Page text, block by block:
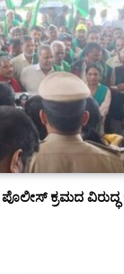
ಕ್ರಮದ